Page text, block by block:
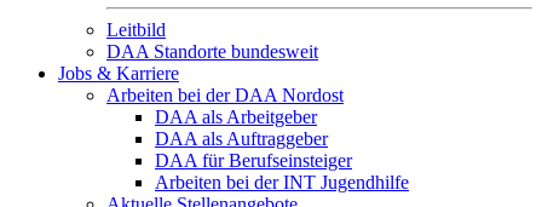
Leitbild
DAA Standorte bundesweit
Jobs & Karriere
Arbeiten bei der DAA Nordost
DAA als Arbeitgeber
DAA als Auftraggeber
DAA für Berufseinsteiger
Arbeiten bei der INT Jugendhilfe